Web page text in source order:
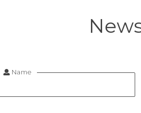
 Name